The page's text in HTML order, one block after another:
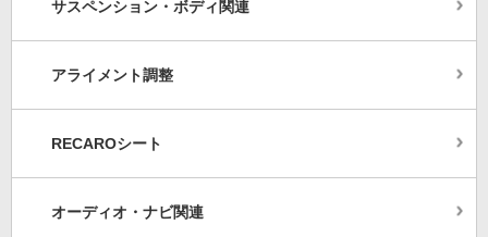
サスペンション・ボディ関連
アライメント調整
RECAROシート
オーディオ・ナビ関連